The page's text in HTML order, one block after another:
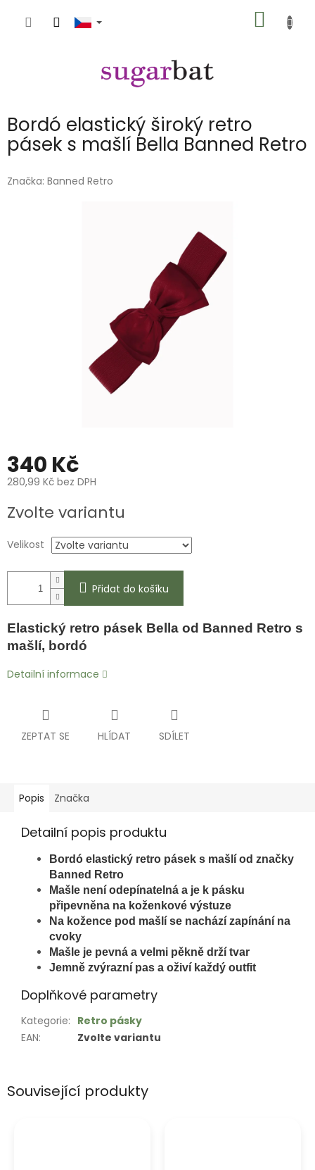
KOŠÍK
Bordó elastický široký retro
pásek s mašlí Bella Banned Retro
Značka: Banned Retro
340 Kč
280,99 Kč bez DPH
cena:
Zvolte variantu
Velikost
Přidat do košíku
Elastický retro pásek Bella od Banned Retro s
mašlí, bordó
Detailní informace
ZEPTAT SE HLÍDAT SDÍLET
Související produkty
Popis Značka
Detailní popis produktu
Bordó elastický retro pásek s mašlí od značky
Banned Retro
Mašle není odepínatelná a je k pásku
připevněna na koženkové výstuze
Na kožence pod mašlí se nachází zapínání na
cvoky
Mašle je pevná a velmi pěkně drží tvar
Jemně zvýrazní pas a oživí každý outfit
Doplňkové parametry
Kategorie: Retro pásky
EAN: Zvolte variantu